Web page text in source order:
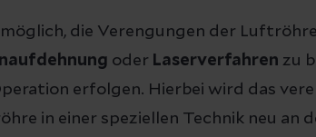
die Verengungen der
oder Laserverfahren zu
erfolgen. Hierbei wird das
in einer speziellen Technik neu an